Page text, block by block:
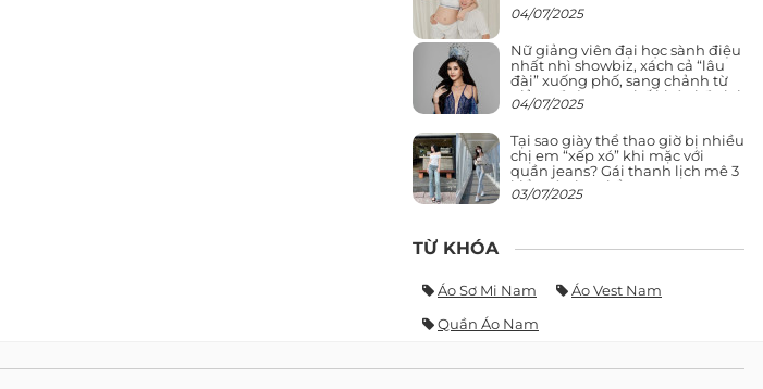
04/07/2025
Nữ giảng viên đại học sành điệu
nhất nhì showbiz, xách cả “lâu
đài” xuống phố, sang chảnh từ
giảng đường ra phố khó ai đọ lại
04/07/2025
Tại sao giày thể thao giờ bị nhiều
chị em “xếp xó” khi mặc với
quần jeans? Gái thanh lịch mê 3
kiểu này hơn hẳn
03/07/2025
TỪ KHÓA
Áo Sơ Mi Nam
Áo Vest Nam
Quần Áo Nam